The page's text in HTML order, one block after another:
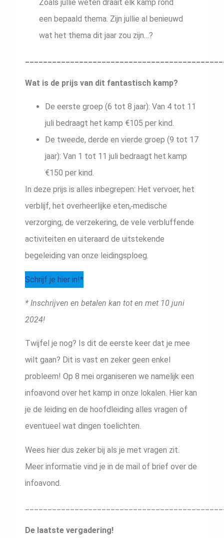
Zoals jullie weten draait elk kamp rond
een bepaald thema. Zijn jullie al benieuwd
wat het thema dit jaar zou zijn…?
Wat is de prijs van dit fantastisch kamp?
De eerste groep (6 tot 8 jaar): Van 4 tot 11
juli bedraagt het kamp €105 per kind.
De tweede, derde en vierde groep (9 tot 17
jaar): Van 1 tot 11 juli bedraagt het kamp
€150 per kind.
In deze prijs is alles inbegrepen: Het vervoer, het
verblijf, het overheerlijke eten, medische
verzorging, de verzekering, de vele verbluffende
activiteiten en uiteraard de uitstekende
begeleiding van onze leidingsploeg.
Schrijf je hier in!*
* Inschrijven en betalen kan tot en met 10 juni
2024!
Twijfel je nog? Is dit de eerste keer dat je mee
wilt gaan? Dit is vast en zeker geen enkel
probleem! Op 8 mei organiseren we namelijk een
infoavond over het kamp in onze lokalen. Hier kan
je de leiding en de hoofdleiding alles vragen of
eventueel wat dingen toelichten.
Wees hier dus zeker bij als je met vragen zit.
Meer informatie vind je in de mail of brief over de
infoavond.
De laatste vergadering!